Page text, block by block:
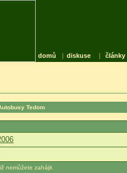
domů | diskuse | články
Tedom
nemůžete zahájit.